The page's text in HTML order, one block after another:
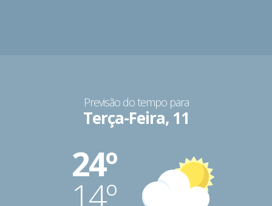
Previsão do tempo para
Terça-Feira, 11
24º
14º